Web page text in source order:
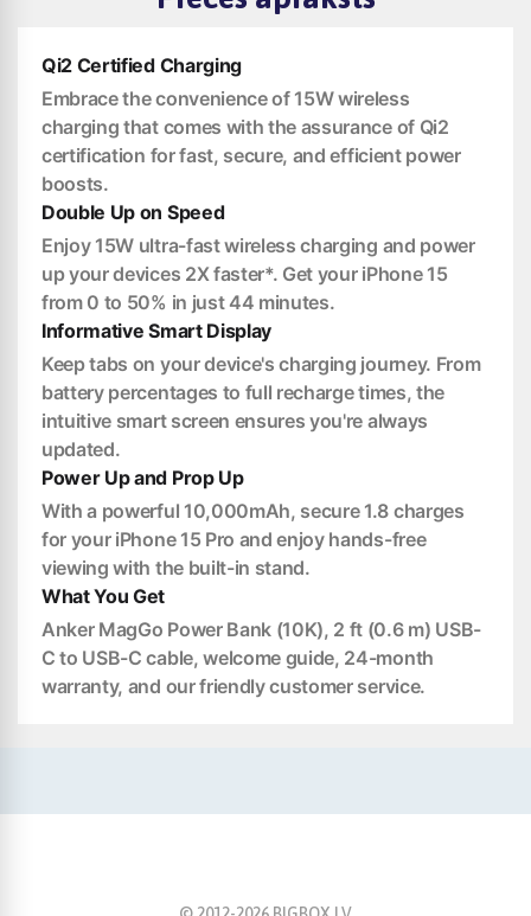
Qi2 Certified Charging
Embrace the convenience of 15W wireless
charging that comes with the assurance of Qi2
certification for fast, secure, and efficient power
boosts.
Double Up on Speed
Enjoy 15W ultra-fast wireless charging and power
up your devices 2X faster*. Get your iPhone 15
from 0 to 50% in just 44 minutes.
Informative Smart Display
Keep tabs on your device's charging journey. From
battery percentages to full recharge times, the
intuitive smart screen ensures you're always
updated.
Power Up and Prop Up
With a powerful 10,000mAh, secure 1.8 charges
for your iPhone 15 Pro and enjoy hands-free
viewing with the built-in stand.
What You Get
Anker MagGo Power Bank (10K), 2 ft (0.6 m) USB-
C to USB-C cable, welcome guide, 24-month
warranty, and our friendly customer service.